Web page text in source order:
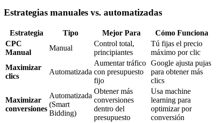
Estrategias manuales vs. automatizadas
Estrategia Tipo Mejor Para
Cómo Funciona
CPC
Manual
Manual
Control total,
principiantes
Tú fijas el precio
máximo por clic
Maximizar
clics
Automatizada
Aumentar tráfico
con presupuesto
fijo
Google ajusta pujas
para obtener más
clics
Maximizar
conversiones
Automatizada
(Smart
Bidding)
Obtener más
conversiones
dentro del
presupuesto
Usa machine
learning para
optimizar por
conversión